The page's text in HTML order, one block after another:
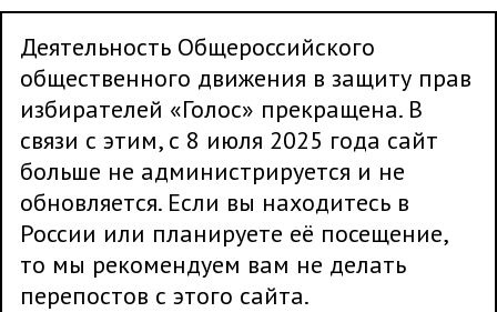
Деятельность Общероссийского
общественного движения в защиту прав
избирателей «Голос» прекращена. В
связи с этим, с 8 июля 2025 года сайт
больше не администрируется и не
обновляется. Если вы находитесь в
России или планируете её посещение,
то мы рекомендуем вам не делать
перепостов с этого сайта.